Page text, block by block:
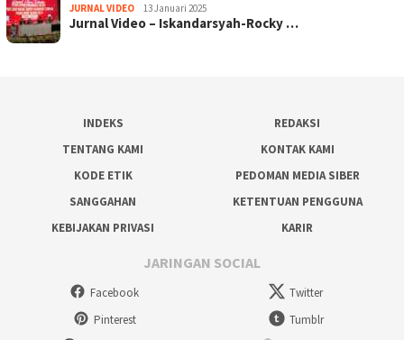
JURNAL VIDEO 13 Januari 2025
Jurnal Video – Iskandarsyah-Rocky …
INDEKS
REDAKSI
TENTANG KAMI
KONTAK KAMI
KODE ETIK
PEDOMAN MEDIA SIBER
SANGGAHAN
KETENTUAN PENGGUNA
KEBIJAKAN PRIVASI
KARIR
JARINGAN SOCIAL
Facebook
Twitter
Pinterest
Tumblr